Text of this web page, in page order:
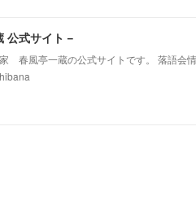
公式サイト－
春風亭一蔵の公式サイトです。 落語会